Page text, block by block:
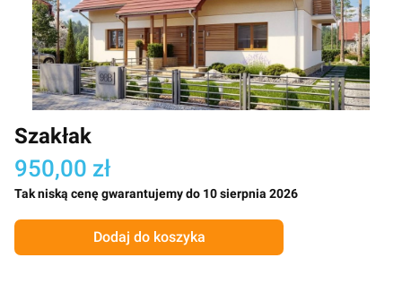
Szakłak
950,00 zł
Tak niską cenę gwarantujemy do 10 sierpnia 2026
Dodaj do koszyka